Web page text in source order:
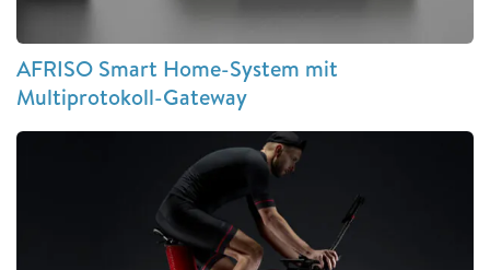
AFRISO Smart Home-System mit
Multiprotokoll-Gateway